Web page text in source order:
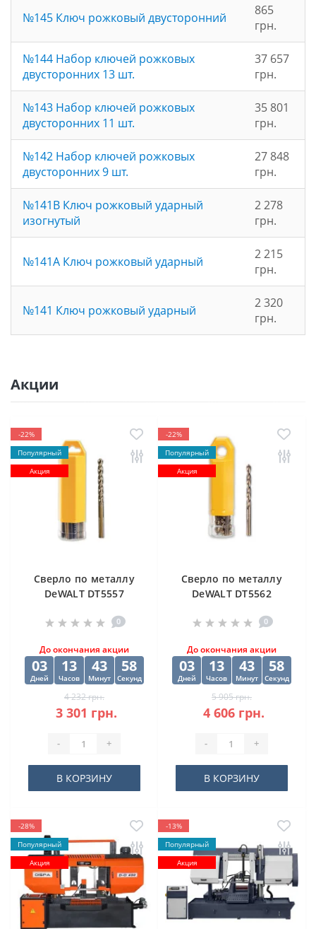
№145 Ключ рожковый двусторонний
865
грн.
№144 Набор ключей рожковых
двусторонних 13 шт.
37 657
грн.
№143 Набор ключей рожковых
двусторонних 11 шт.
35 801
грн.
№142 Набор ключей рожковых
двусторонних 9 шт.
27 848
грн.
№141B Ключ рожковый ударный
изогнутый
2 278
грн.
№141A Ключ рожковый ударный
2 215
грн.
№141 Ключ рожковый ударный
2 320
грн.
Акции
-22%
Популярный
Акция
Cверлo по металлу
DeWALT DT5557
10х84х133 мм
0
До окончания акции
03
Дней
13
Часов
43
Минут
58
Секунд
4 232 грн.
3 301 грн.
- +
В КОРЗИНУ
-22%
Популярный
Акция
Cверлo по металлу
DeWALT DT5562
(10 шт) 12.5х98х151
0
До окончания акции
03
Дней
13
Часов
43
Минут
58
Секунд
5 905 грн.
4 606 грн.
- +
В КОРЗИНУ
-28%
Популярный
Акция
-13%
Популярный
Акция